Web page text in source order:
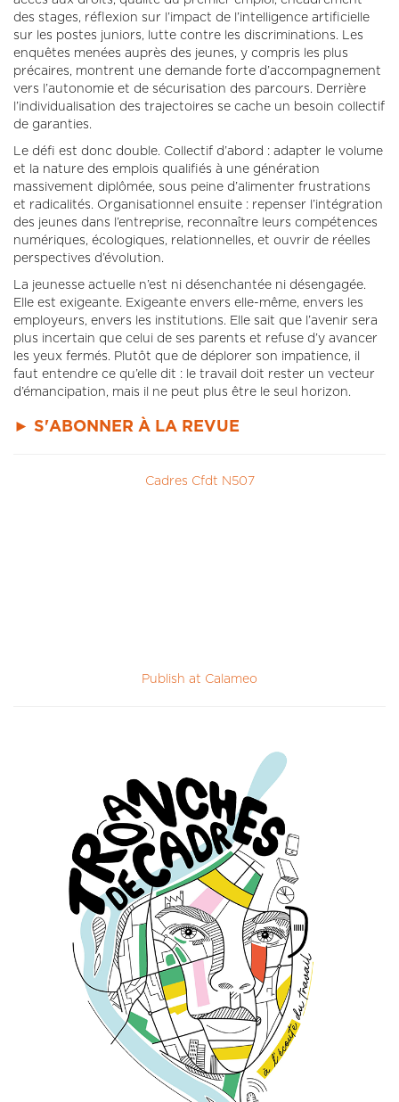
des stages, réflexion sur l’impact de l’intelligence artificielle
sur les postes juniors, lutte contre les discriminations. Les
enquêtes menées auprès des jeunes, y compris les plus
précaires, montrent une demande forte d’accompagnement
vers l’autonomie et de sécurisation des parcours. Derrière
l’individualisation des trajectoires se cache un besoin collectif
de garanties.
Le défi est donc double. Collectif d’abord : adapter le volume
et la nature des emplois qualifiés à une génération
massivement diplômée, sous peine d’alimenter frustrations
et radicalités. Organisationnel ensuite : repenser l’intégration
des jeunes dans l’entreprise, reconnaître leurs compétences
numériques, écologiques, relationnelles, et ouvrir de réelles
perspectives d’évolution.
La jeunesse actuelle n’est ni désenchantée ni désengagée.
Elle est exigeante. Exigeante envers elle-même, envers les
employeurs, envers les institutions. Elle sait que l’avenir sera
plus incertain que celui de ses parents et refuse d’y avancer
les yeux fermés. Plutôt que de déplorer son impatience, il
faut entendre ce qu’elle dit : le travail doit rester un vecteur
d’émancipation, mais il ne peut plus être le seul horizon.
► S'ABONNER À LA REVUE
Cadres Cfdt N507
Publish at Calameo